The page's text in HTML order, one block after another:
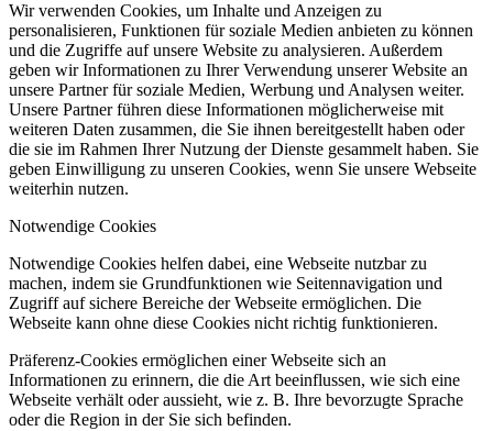
Wir verwenden Cookies, um Inhalte und Anzeigen zu
personalisieren, Funktionen für soziale Medien anbieten zu können
und die Zugriffe auf unsere Website zu analysieren. Außerdem
geben wir Informationen zu Ihrer Verwendung unserer Website an
unsere Partner für soziale Medien, Werbung und Analysen weiter.
Unsere Partner führen diese Informationen möglicherweise mit
weiteren Daten zusammen, die Sie ihnen bereitgestellt haben oder
die sie im Rahmen Ihrer Nutzung der Dienste gesammelt haben. Sie
geben Einwilligung zu unseren Cookies, wenn Sie unsere Webseite
weiterhin nutzen.
Notwendige Cookies
Notwendige Cookies helfen dabei, eine Webseite nutzbar zu
machen, indem sie Grundfunktionen wie Seitennavigation und
Zugriff auf sichere Bereiche der Webseite ermöglichen. Die
Webseite kann ohne diese Cookies nicht richtig funktionieren.
Präferenz-Cookies ermöglichen einer Webseite sich an
Informationen zu erinnern, die die Art beeinflussen, wie sich eine
Webseite verhält oder aussieht, wie z. B. Ihre bevorzugte Sprache
oder die Region in der Sie sich befinden.